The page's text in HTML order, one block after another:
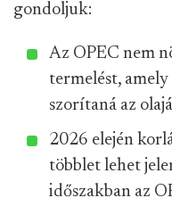
gondoljuk:
Az OPEC nem
termelést,
szorítaná az
2026 elején
többlet lehet
időszakban az